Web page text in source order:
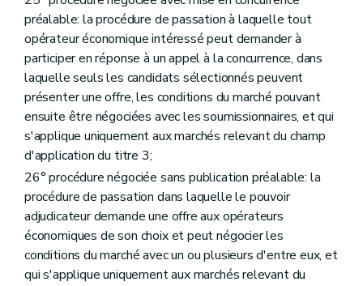
préalable: la procédure de passation à laquelle tout
opérateur économique intéressé peut demander à
participer en réponse à un appel à la concurrence, dans
laquelle seuls les candidats sélectionnés peuvent
présenter une offre, les conditions du marché pouvant
ensuite être négociées avec les soumissionnaires, et qui
s'applique uniquement aux marchés relevant du champ
d'application du titre 3;
26° procédure négociée sans publication préalable: la
procédure de passation dans laquelle le pouvoir
adjudicateur demande une offre aux opérateurs
économiques de son choix et peut négocier les
conditions du marché avec un ou plusieurs d'entre eux, et
qui s'applique uniquement aux marchés relevant du